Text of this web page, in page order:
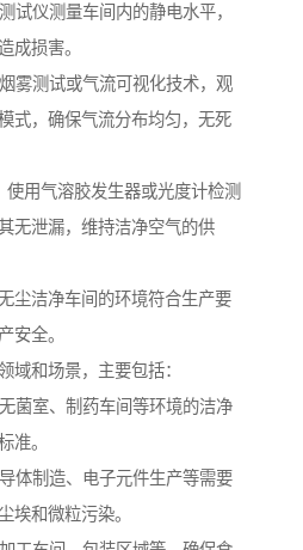
试仪测量车间内的静电水平，
成损害。
雾测试或气流可视化技术，观
式，确保气流分布均匀，无死
使用气溶胶发生器或光度计检测
无泄漏，维持洁净空气的供
尘洁净车间的环境符合生产要
安全。
域和场景，主要包括：
菌室、制药车间等环境的洁净
准。
体制造、电子元件生产等需要
埃和微粒污染。